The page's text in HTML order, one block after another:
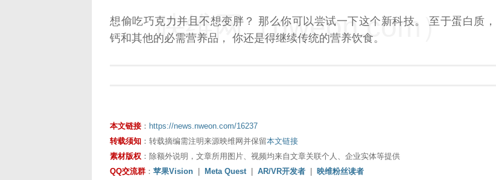
想偷吃巧克力并且不想变胖？ 那么你可以尝试一下这个新科技。 至于蛋白质，
钙和其他的必需营养品， 你还是得继续传统的营养饮食。
映维网（nweon.com）
本文链接 ： https://news.nweon.com/16237
转载须知 ：转载摘编需注明来源映维网并保留本文链接
素材版权 ：除额外说明，文章所用图片、视频均来自文章关联个人、企业实体等提供
QQ交流群 ： 苹果Vision Meta Quest AR/VR开发者 映维粉丝读者